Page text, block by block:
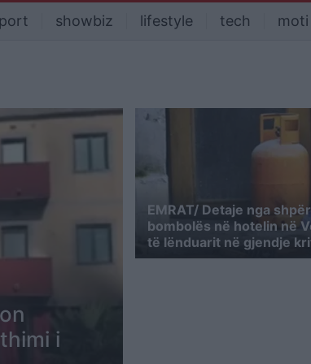
showbiz lifestyle tech moti
i
EMRAT/ Detaje nga
bombolës në hotelin në
të lënduarit në gjendje